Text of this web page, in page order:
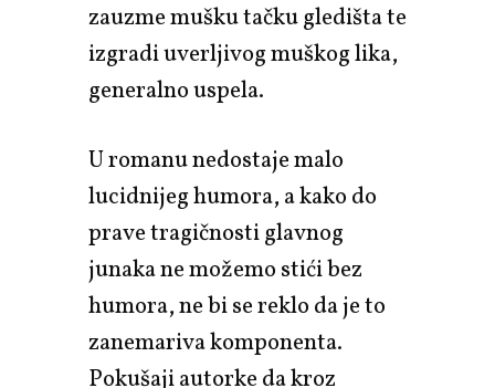
zauzme mušku tačku gledišta te
izgradi uverljivog muškog lika,
generalno uspela.
U romanu nedostaje malo
lucidnijeg humora, a kako do
prave tragičnosti glavnog
junaka ne možemo stići bez
humora, ne bi se reklo da je to
zanemariva komponenta.
Pokušaji autorke da kroz